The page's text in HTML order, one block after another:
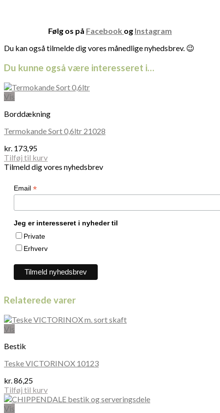
Følg os på Facebook og Instagram
Du kan også tilmelde dig vores månedlige nyhedsbrev. 😉
Du kunne også være interesseret i…
Vis
Borddækning
Termokande Sort 0,6ltr 21028
kr. 173,95
Tilføj til kurv
Tilmeld dig vores nyhedsbrev
Email *
Jeg er interesseret i nyheder til
Private
Erhverv
Relaterede varer
Vis
Bestik
Teske VICTORINOX 10123
kr.86,25
Tilføj til kurv
Vis